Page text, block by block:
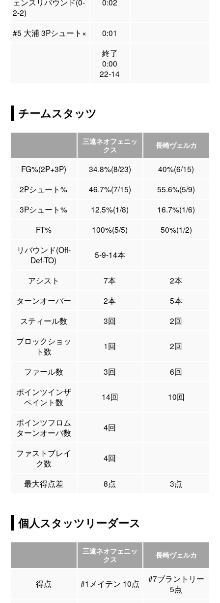
2-2)
#5 大浦 3Pシュート×
0:01
終了
0:00
22-14
チームスタッツ
三遠ネオフェニッ
クス
長崎ヴェルカ
FG%(2P+3P) 34.8%(8/23)
40%(6/15)
2Pシュート%
46.7%(7/15)
55.6%(5/9)
3Pシュート%
12.5%(1/8)
16.7%(1/6)
FT%
100%(5/5)
50%(1/2)
リバウンド(Off-
Def-TO)
5-9-14本
アシスト 7本
2本
ターンオーバー
2本
5本
スティール数
3回
2回
ブロックショッ
ト数
1回 2回
ファール数 3回
6回
ポインツインザ
ペイント数
14回 10回
ポインツフロム
ターンオーバ数
4回
ファストブレイ
ク数
4回
最大得点差 8点 3点
個人スタッツリーダース
三遠ネオフェニッ
クス
長崎ヴェルカ
得点 #1メイテン 10点
#7ブラントリー
5点